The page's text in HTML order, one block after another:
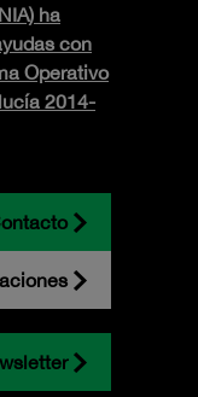
ha
con
Operativo
2014-